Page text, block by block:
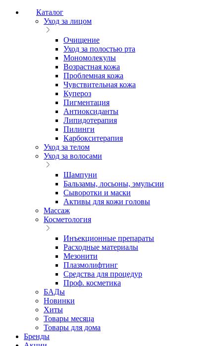
Каталог
Уход за лицом
Очищение
Уход за полостью рта
Мономолекулы
Возрастная кожа
Проблемная кожа
Чувствительная кожа
Купероз
Пигментация
Антиоксиданты
Липидотерапия
Пилинги
Карбокситерапия
Уход за телом
Уход за волосами
Шампуни
Бальзамы, лосьоны, эмульсии
Сыворотки и маски
Активы для кожи головы
Массаж
Косметология
Инъекционные препараты
Расходные материалы
Мезонити
Плазмолифтинг
Средства для процедур
Проф. косметика
БАДы
Новинки
Хиты
Товары месяца
Товары для дома
Бренды